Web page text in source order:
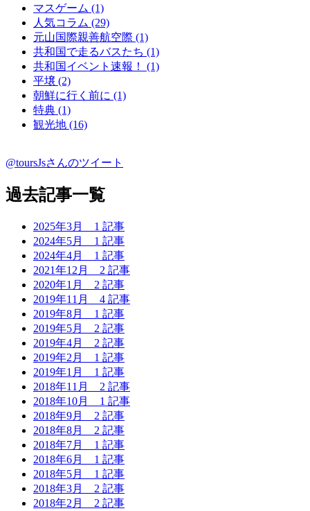
マスゲーム (1)
人気コラム (29)
元山国際親善航空際 (1)
共和国で走るバスたち (1)
共和国イベント速報！ (1)
平壌 (2)
朝鮮に行く前に (1)
特典 (1)
観光地 (16)
@toursJsさんのツイート
過去記事一覧
2025年3月 1 記事
2024年5月 1 記事
2024年4月 1 記事
2021年12月 2 記事
2020年1月 2 記事
2019年11月 4 記事
2019年8月 1 記事
2019年5月 2 記事
2019年4月 2 記事
2019年2月 1 記事
2019年1月 1 記事
2018年11月 2 記事
2018年10月 1 記事
2018年9月 2 記事
2018年8月 2 記事
2018年7月 1 記事
2018年6月 1 記事
2018年5月 1 記事
2018年3月 2 記事
2018年2月 2 記事